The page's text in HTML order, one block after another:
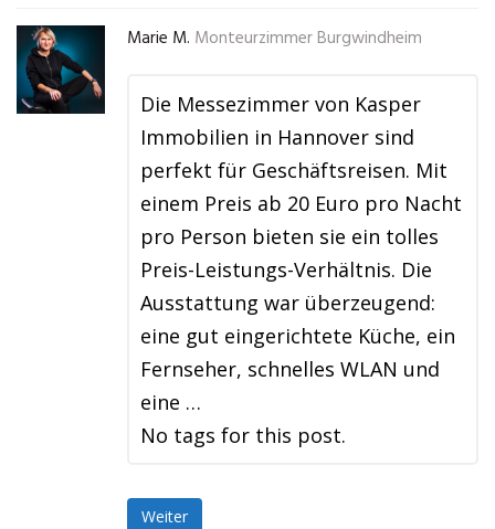
Marie M. Monteurzimmer Burgwindheim
Die Messezimmer von Kasper
Immobilien in Hannover sind
perfekt für Geschäftsreisen. Mit
einem Preis ab 20 Euro pro Nacht
pro Person bieten sie ein tolles
Preis-Leistungs-Verhältnis. Die
Ausstattung war überzeugend:
eine gut eingerichtete Küche, ein
Fernseher, schnelles WLAN und
eine …
No tags for this post.
Weiter